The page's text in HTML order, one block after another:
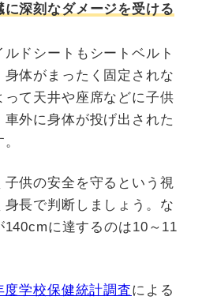
に深刻なダメージを受ける
ドシートもシートベルト
身体がまったく固定されな
て天井や座席などに子供
外に身体が投げ出された
供の安全を守るという視
長で判断しましょう。な
に達するのは10～11
度学校保健統計調査による